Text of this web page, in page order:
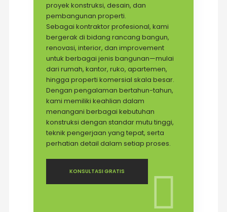
proyek konstruksi, desain, dan
pembangunan properti.
Sebagai kontraktor profesional, kami
bergerak di bidang rancang bangun,
renovasi, interior, dan improvement
untuk berbagai jenis bangunan—mulai
dari rumah, kantor, ruko, apartemen,
hingga properti komersial skala besar.
Dengan pengalaman bertahun-tahun,
kami memiliki keahlian dalam
menangani berbagai kebutuhan
konstruksi dengan standar mutu tinggi,
teknik pengerjaan yang tepat, serta
perhatian detail dalam setiap proses.
KONSULTASI GRATIS